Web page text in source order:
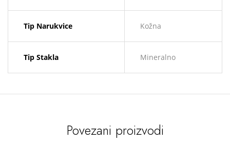
Tip Narukvice Kožna
Tip Stakla Mineralno
Povezani proizvodi